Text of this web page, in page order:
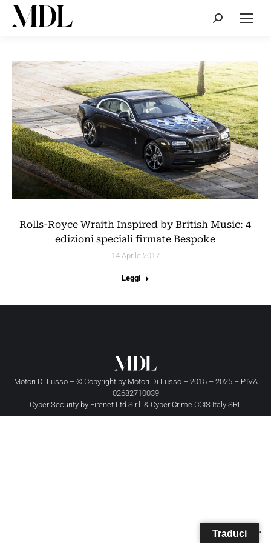
Cerca:
Rolls-Royce Wraith Inspired by British Music: 4
edizioni speciali firmate Bespoke
14 Aprile 2017
Leggi
Motori Di Lusso – © Copyright by Motori Di Lusso– 2015 – 2025 – P.IVA
02682710039
Cyber Security by Firenet Ltd S.r.l. & Cyber Crime CCIS Italy SRL
Traduci